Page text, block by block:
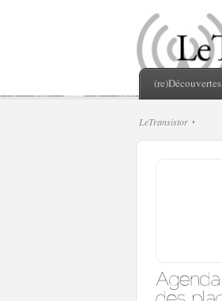
(re)Découvertes
LeTransistor